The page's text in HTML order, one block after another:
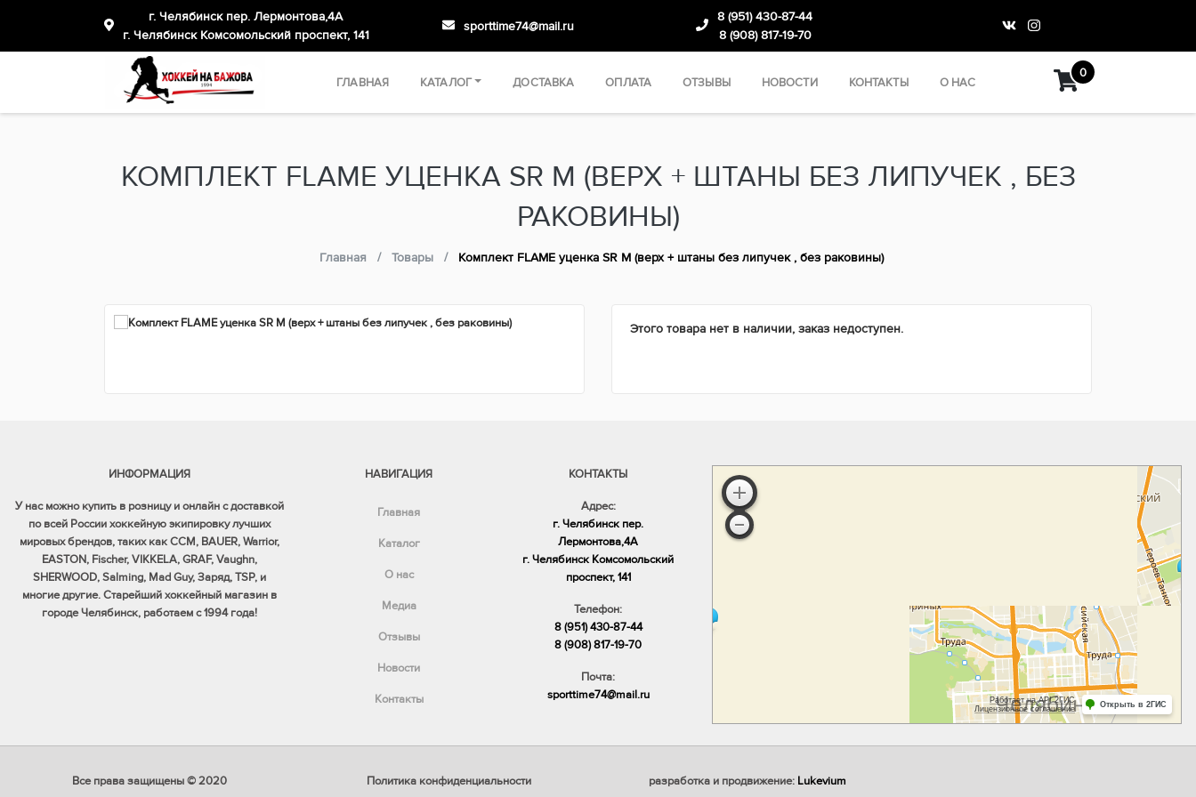
г. Челябинск пер. Лермонтова,4А
​г. Челябинск Комсомольский проспект, 141
sporttime74@mail.ru
8 (951) 430-87-44
8 (908) 817-19-70
ГЛАВНАЯ КАТАЛОГ ДОСТАВКА ОПЛАТА ОТЗЫВЫ НОВОСТИ КОНТАКТЫ О НАС
0
КОМПЛЕКТ FLAME УЦЕНКА SR M (ВЕРХ + ШТАНЫ БЕЗ ЛИПУЧЕК , БЕЗ
РАКОВИНЫ)
Главная Товары Комплект FLAME уценка SR M (верх + штаны без липучек , без раковины)
Этого товара нет в наличии, заказ недоступен.
ИНФОРМАЦИЯ
У нас можно купить в розницу и онлайн с доставкой
по всей России хоккейную экипировку лучших
мировых брендов, таких как CCM, BAUER, Warrior,
EASTON, Fischer, VIKKELA, GRAF, Vaughn,
SHERWOOD, Salming, Mad Guy, Заряд, TSP, и
многие другие. Старейший хоккейный магазин в
городе Челябинск, работаем с 1994 года!
НАВИГАЦИЯ
Главная
Каталог
О нас
Медиа
Отзывы
Новости
Контакты
КОНТАКТЫ
Адрес:
г. Челябинск пер.
Лермонтова,4А
​г. Челябинск Комсомольский
проспект, 141
Телефон:
8 (951) 430-87-44
8 (908) 817-19-70
Почта:
sporttime74@mail.ru
Все права защищены © 2020 Политика конфиденциальности разработка и продвижение: Lukevium